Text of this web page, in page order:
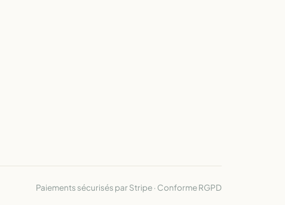
Paiements sécurisés par Stripe · Conforme RGPD